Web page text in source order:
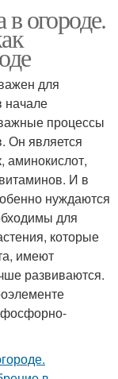
огороде.
для
начале
процессы
Он является
аминокислот,
И в
нуждаются
для
которые
имеют
развиваются.
фосфорно-